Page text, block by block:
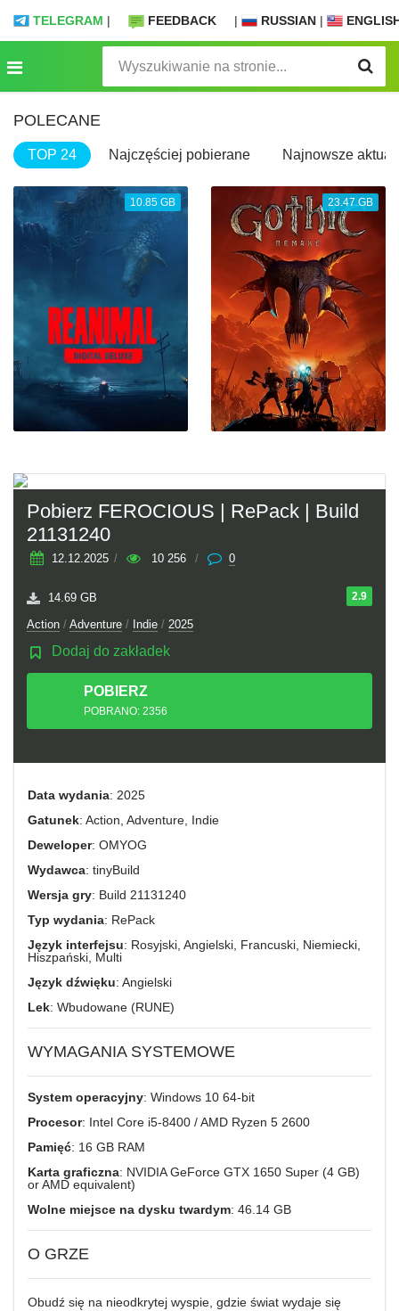
TELEGRAM | FEEDBACK | RUSSIAN |
POLECANE
TOP 24 Najczęściej pobierane Najnowsze
10.85 GB 23.47 GB
Pobierz FEROCIOUS | RePack | Build
21131240
12.12.2025 / 10 256 / 0
2.9
14.69 GB
Action / Adventure / Indie / 2025
Dodaj do zakładek
POBIERZ
TORRENTPOBRANO: 2356
Data wydania: 2025
Gatunek: Action, Adventure, Indie
Deweloper: OMYOG
Wydawca: tinyBuild
Wersja gry: Build 21131240
Typ wydania: RePack
Język interfejsu: Rosyjski, Angielski, Francuski, Niemiecki,
Hiszpański, Multi
Język dźwięku: Angielski
Lek: Wbudowane (RUNE)
WYMAGANIA SYSTEMOWE
System operacyjny: Windows 10 64‑bit
Procesor: Intel Core i5‑8400 / AMD Ryzen 5 2600
Pamięć: 16 GB RAM
Karta graficzna: NVIDIA GeForce GTX 1650 Super (4 GB)
or AMD equivalent)
Wolne miejsce na dysku twardym: 46.14 GB
O GRZE
Obudź się na nieodkrytej wyspie, gdzie świat wydaje się